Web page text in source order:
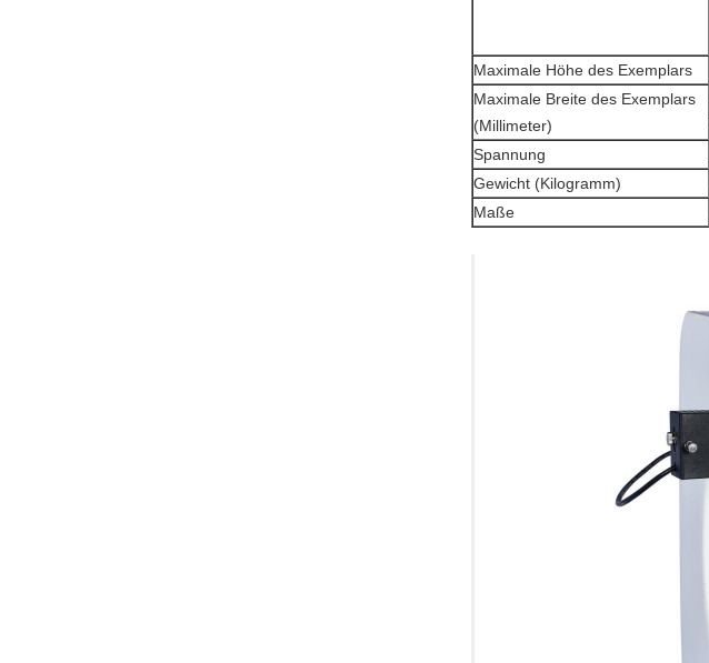
Maximale Höhe des Exemplars
Maximale Breite des Exemplars
(Millimeter)
Spannung
Gewicht (Kilogramm)
Maße